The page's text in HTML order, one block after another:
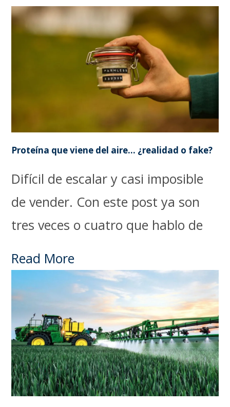
Proteína que viene del aire… ¿realidad o fake?
Difícil de escalar y casi imposible
de vender. Con este post ya son
tres veces o cuatro que hablo de
Read More